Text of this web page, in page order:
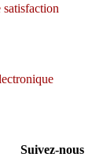
Suivez-nous